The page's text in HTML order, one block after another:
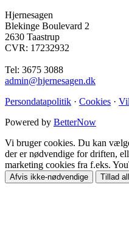
Hjernesagen
Blekinge Boulevard 2
2630 Taastrup
CVR: 17232932
Tel: 3675 3088
admin@hjernesagen.dk
Persondatapolitik · Cookies ·
Powered by BetterNow
Vi bruger cookies. Du kan
der er nødvendige for driften,
marketing cookies fra f.eks.
Afvis ikke-nødvendige Tillad